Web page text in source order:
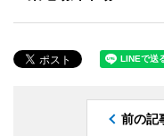
前の記